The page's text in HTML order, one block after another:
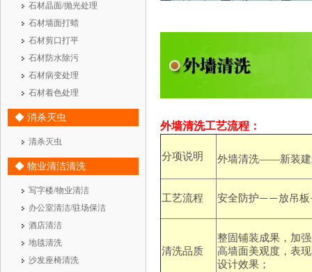
石材晶面/抛光处理
石材墙面打蜡
石材剪口打平
石材防水除污
石材病变处理
石材着色处理
◆ 消杀灭虫
清杀灭虫
◆ 物业清洁清洗
写字楼/物业清洁
办公室清洁/驻场保洁
酒店清洁
地毯清洗
沙发座椅清洗
外墙清洗工艺流程：
分项说明 外墙清洗——新装
工艺流程 安全防护——放吊板
清洗品质
整固铺装成果，加强
高墙面美观度， 表现
设计效果 ；